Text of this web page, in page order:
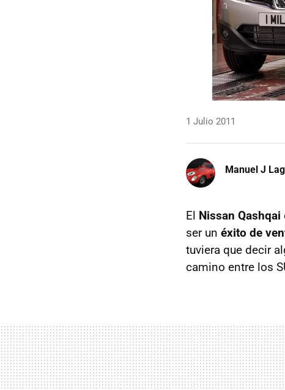
1 Julio 2011
Manuel J
El Nissan Qashqai
ser un éxito de
tuviera que decir
camino entre los